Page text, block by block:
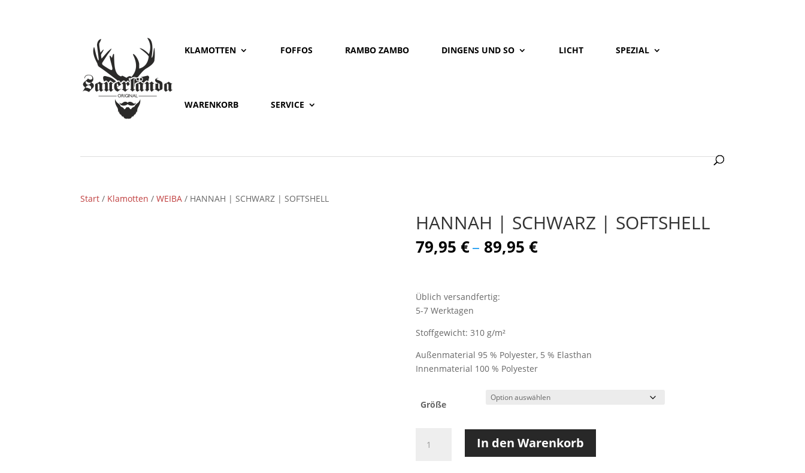
KLAMOTTEN FOFFOS RAMBO ZAMBO DINGENS UND SO LICHT SPEZIAL
WARENKORB SERVICE
Start / Klamotten /WEIBA / HANNAH | SCHWARZ | SOFTSHELL
HANNAH | SCHWARZ | SOFTSHELL
79,95 €– 89,95 €Preisspanne:
79,95 €
Üblich versandfertig:
5-7 Werktagen
Stoffgewicht: 310 g/m²
Außenmaterial 95 % Polyester, 5 % Elasthan
Innenmaterial 100 % Polyester
Größe
In den Warenkorb